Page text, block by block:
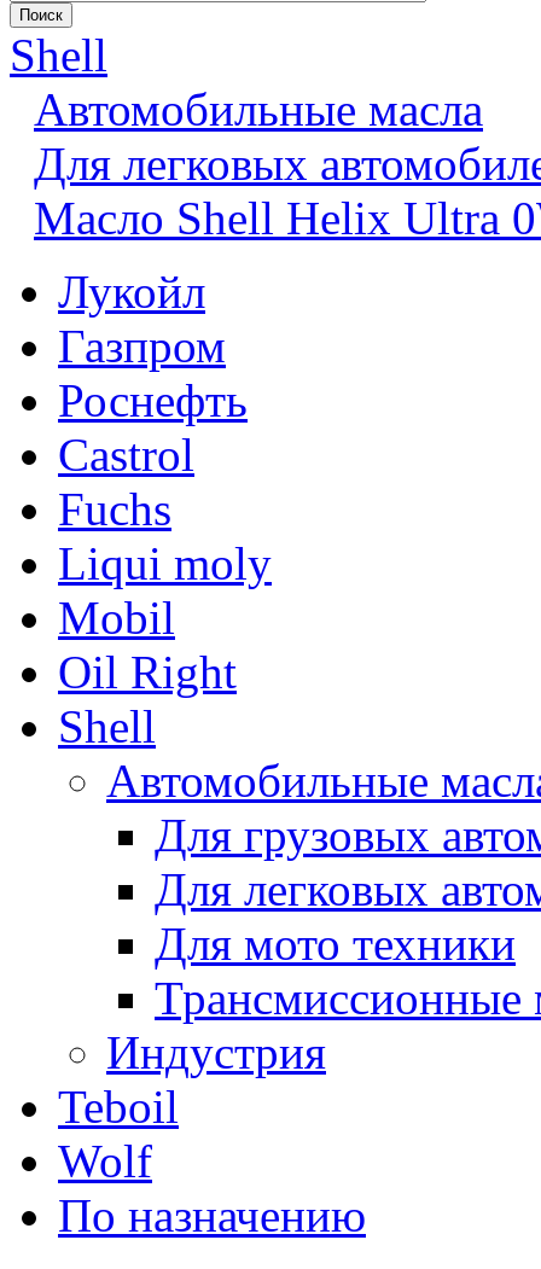
Shell
Автомобильные масла
Для легковых
Масло Shell Helix Ultra
Лукойл
Газпром
Роснефть
Castrol
Fuchs
Liqui moly
Mobil
Oil Right
Shell
Автомобильные
Для грузовых
Для легковых
Для мото техники
Трансмиссионные
Индустрия
Teboil
Wolf
По назначению